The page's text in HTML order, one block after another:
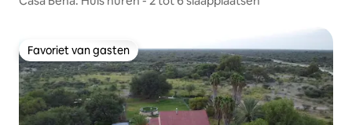
Favoriet van gasten
Favoriet van gasten